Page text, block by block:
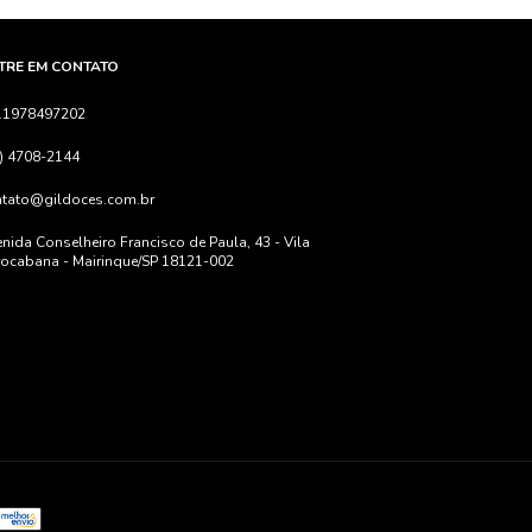
EM CONTATO
4708-2144
Conselheiro Francisco de Paula, 43 - Vila
- Mairinque/SP 18121-002